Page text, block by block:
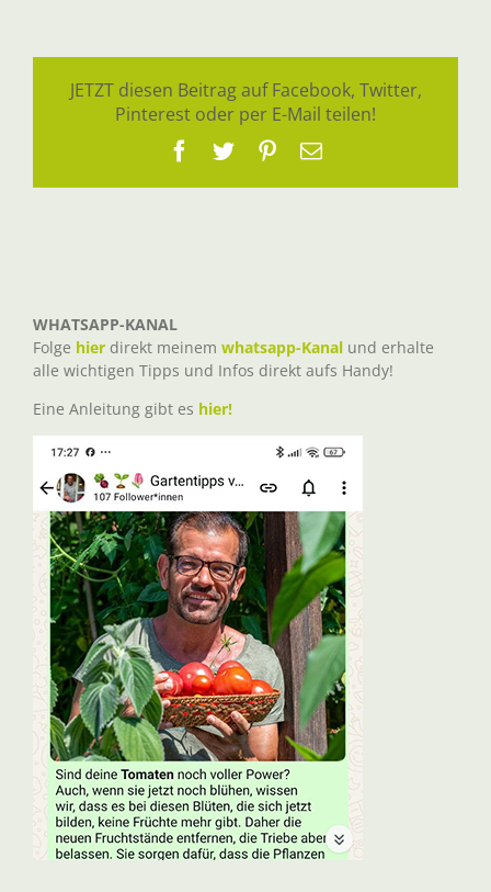
JETZT diesen Beitrag auf Facebook, Twitter,
Pinterest oder per E-Mail teilen!
Facebook
TwitterPinterest
E-
WHATSAPP-KANAL
Folge hier direkt meinem whatsapp-Kanal und erhalte
alle wichtigen Tipps und Infos direkt aufs Handy!
Eine Anleitung gibt es hier!